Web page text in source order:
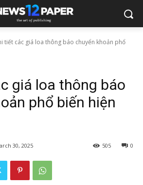
tiết các giá loa thông báo chuyển khoản phổ
giá loa thông báo
phổ biến hiện
30, 2025 0
505